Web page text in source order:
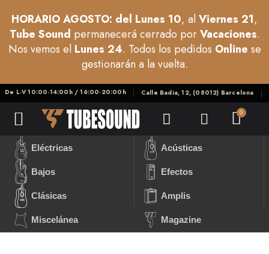
HORARIO AGOSTO: del Lunes 10, alViernes 21,
Tube Sound permanecerá cerrado porVacaciones.
Nos vemos el Lunes 24. Todos los pedidos Online se
gestionarán a la vuelta.
De L-V 10:00-14:00h / 16:00-20:00h Calle Badia, 12, (08012) Barcelona
Eléctricas Acústicas
Bajos Efectos
Clásicas Amplis
Miscelánea Magazine